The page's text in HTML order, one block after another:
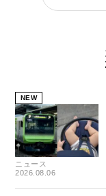
NEW
ニュース
2026.08.06